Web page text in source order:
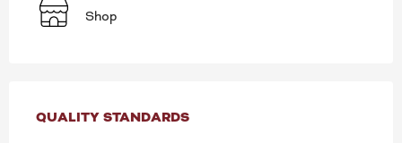
Shop
SERVICES OFFERED
QUALITY STANDARDS
QUALITY STANDARDS